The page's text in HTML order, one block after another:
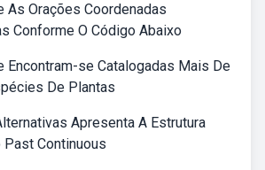
As Orações Coordenadas
Conforme O Código Abaixo
Encontram-se Catalogadas Mais De
De Plantas
Apresenta A Estrutura
Past Continuous